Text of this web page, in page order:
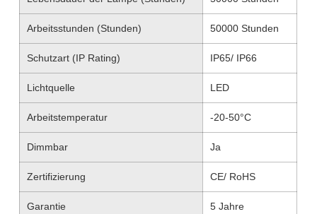
Arbeitsstunden (Stunden) 50000 Stunden
Schutzart (IP Rating) IP65/ IP66
Lichtquelle LED
Arbeitstemperatur -20-50°C
Dimmbar Ja
Zertifizierung CE/ RoHS
Garantie 5 Jahre